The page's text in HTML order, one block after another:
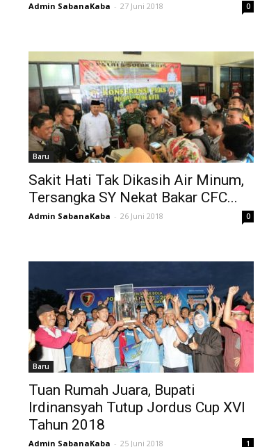
Admin SabanaKaba - 27 Juni 2018 0
Baru
Sakit Hati Tak Dikasih Air Minum,
Tersangka SY Nekat Bakar CFC...
Admin SabanaKaba - 26 Juni 2018 0
Baru
Tuan Rumah Juara, Bupati
Irdinansyah Tutup Jordus Cup XVI
Tahun 2018
Admin SabanaKaba - 25 Juni 2018 1